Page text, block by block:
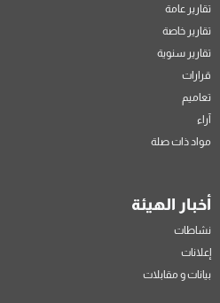
تقارير عامة
تقارير خاصة
تقارير سنوية
قرارات
تعاميم
آراء
مواد ذات صلة
أخبار الهيئة
نشاطات
إعلانات
بيانات و مقابلات